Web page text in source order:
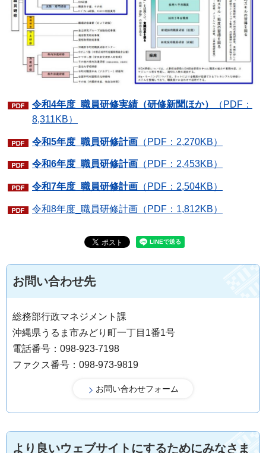
令和4年度_職員研修実績（研修新聞ほか）
（PDF：
8,311KB）
令和5年度_職員研修計画 （PDF：2,270KB）
令和6年度_職員研修計画 （PDF：2,453KB）
令和7年度_職員研修計画 （PDF：2,504KB）
令和8年度_職員研修計画（PDF：1,812KB）
お問い合わせ先
総務部行政マネジメント課
沖縄県うるま市みどり町一丁目1番1号
電話番号：098-923-7198
ファクス番号：098-973-9819
より良いウェブサイトにするためにみなさま